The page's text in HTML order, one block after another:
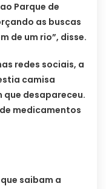
Parque de
as buscas
de um rio”, disse.
redes sociais, a
camisa
que desapareceu.
medicamentos
saibam a